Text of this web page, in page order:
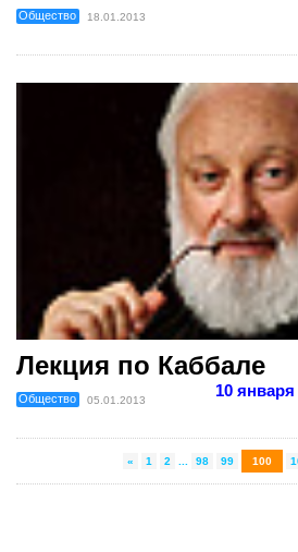
Общество 18.01.2013
Лекция по Каббале
10 января
Общество 05.01.2013
« 1 2 98 99 100